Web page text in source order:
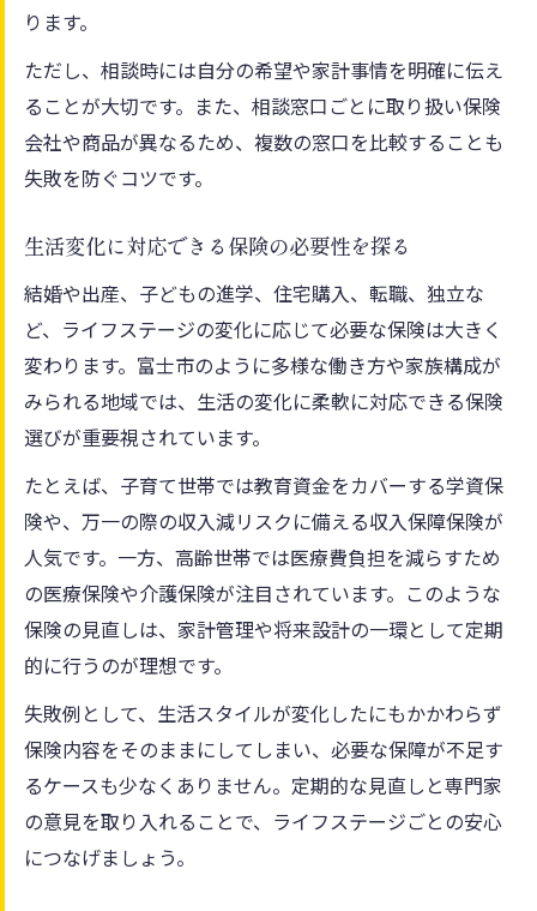
ります。
ただし、相談時には自分の希望や家計事情を明確に伝え
ることが大切です。また、相談窓口ごとに取り扱い保険
会社や商品が異なるため、複数の窓口を比較することも
失敗を防ぐコツです。
生活変化に対応できる保険の必要性を探る
結婚や出産、子どもの進学、住宅購入、転職、独立な
ど、ライフステージの変化に応じて必要な保険は大きく
変わります。富士市のように多様な働き方や家族構成が
みられる地域では、生活の変化に柔軟に対応できる保険
選びが重要視されています。
たとえば、子育て世帯では教育資金をカバーする学資保
険や、万一の際の収入減リスクに備える収入保障保険が
人気です。一方、高齢世帯では医療費負担を減らすため
の医療保険や介護保険が注目されています。このような
保険の見直しは、家計管理や将来設計の一環として定期
的に行うのが理想です。
失敗例として、生活スタイルが変化したにもかかわらず
保険内容をそのままにしてしまい、必要な保障が不足す
るケースも少なくありません。定期的な見直しと専門家
の意見を取り入れることで、ライフステージごとの安心
につなげましょう。